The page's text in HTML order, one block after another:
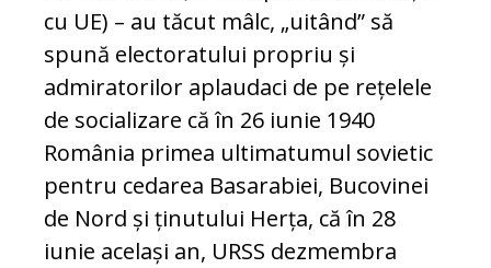
cu UE) – au tăcut mâlc, „uitând” să
spună electoratului propriu și
admiratorilor aplaudaci de pe rețelele
de socializare că în 26 iunie 1940
România primea ultimatumul sovietic
pentru cedarea Basarabiei, Bucovinei
de Nord și ținutului Herța, că în 28
iunie același an, URSS dezmembra